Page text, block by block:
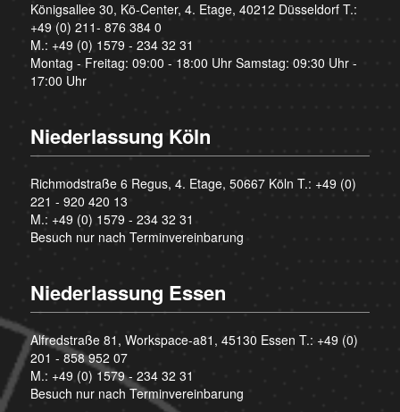
Königsallee 30, Kö-Center, 4. Etage, 40212 Düsseldorf T.:
+49 (0) 211- 876 384 0
M.: +49 (0) 1579 - 234 32 31
Montag - Freitag: 09:00 - 18:00 Uhr Samstag: 09:30 Uhr -
17:00 Uhr
Niederlassung Köln
Richmodstraße 6 Regus, 4. Etage, 50667 Köln T.: +49 (0)
221 - 920 420 13
M.: +49 (0) 1579 - 234 32 31
Besuch nur nach Terminvereinbarung
Niederlassung Essen
Alfredstraße 81, Workspace-a81, 45130 Essen T.: +49 (0)
201 - 858 952 07
M.: +49 (0) 1579 - 234 32 31
Besuch nur nach Terminvereinbarung